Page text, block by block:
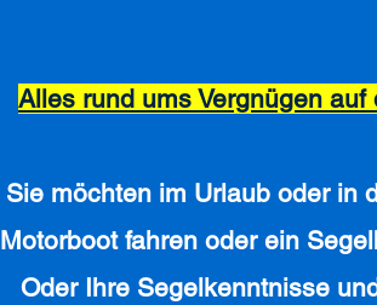
Alles rund ums Vergnügen auf
Sie möchten im Urlaub oder in
Motorboot fahren oder ein
Oder Ihre Segelkenntnisse